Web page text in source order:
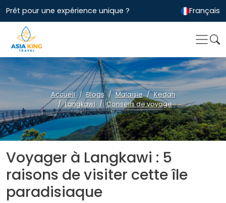
Prêt pour une expérience unique ? Français
Accueil Blogs Malaisie
Kedah
Langkawi
Conseils de voyage
Voyager à Langkawi : 5
raisons de visiter cette île
paradisiaque